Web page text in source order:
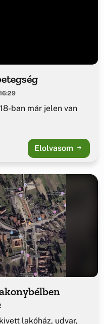
ban már jelen van
Elolvasom
lakóház, udvar,